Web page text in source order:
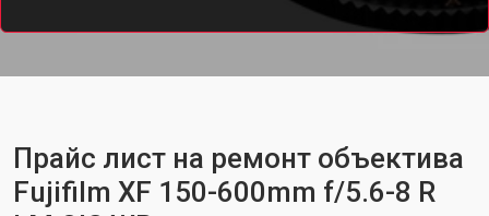
Прайс лист на ремонт объектива
Fujifilm XF 150-600mm f/5.6-8 R